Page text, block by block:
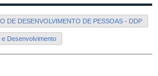
DE DESENVOLVIMENTO DE PESSOAS - DDP
Desenvolvimento